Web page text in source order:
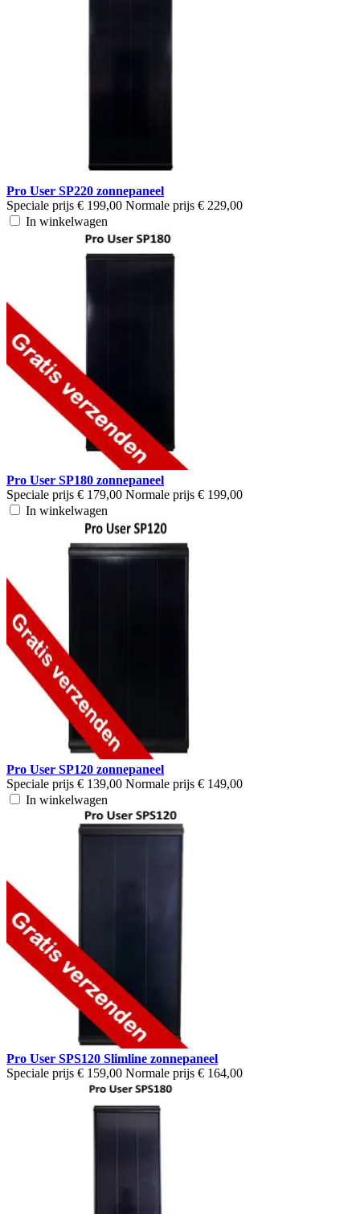
Pro User SP220 zonnepaneel
Speciale prijs € 199,00 Normale prijs € 229,00
In winkelwagen
Pro User SP180 zonnepaneel
Speciale prijs € 179,00 Normale prijs € 199,00
In winkelwagen
Pro User SP120 zonnepaneel
Speciale prijs € 139,00 Normale prijs € 149,00
In winkelwagen
Pro User SPS120 Slimline zonnepaneel
Speciale prijs € 159,00 Normale prijs € 164,00